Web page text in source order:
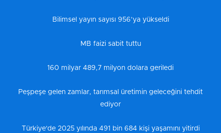
Bilimsel yayın sayısı 956’ya yükseldi
MB faizi sabit tuttu
160 milyar 489,7 milyon dolara geriledi
Peşpeşe gelen zamlar, tarımsal üretimin geleceğini tehdit
ediyor
Türkiye'de 2025 yılında 491 bin 684 kişi yaşamını yitirdi